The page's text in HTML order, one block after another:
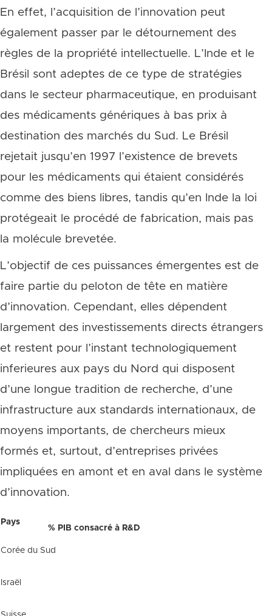
En effet, l’acquisition de l’innovation peut
également passer par le détournement des
règles de la propriété intellectuelle. L’Inde et le
Brésil sont adeptes de ce type de stratégies
dans le secteur pharmaceutique, en produisant
des médicaments génériques à bas prix à
destination des marchés du Sud. Le Brésil
rejetait jusqu’en 1997 l’existence de brevets
pour les médicaments qui étaient considérés
comme des biens libres, tandis qu’en Inde la loi
protégeait le procédé de fabrication, mais pas
la molécule brevetée.
L’objectif de ces puissances émergentes est de
faire partie du peloton de tête en matière
d’innovation. Cependant, elles dépendent
largement des investissements directs étrangers
et restent pour l’instant technologiquement
inferieures aux pays du Nord qui disposent
d’une longue tradition de recherche, d’une
infrastructure aux standards internationaux, de
moyens importants, de chercheurs mieux
formés et, surtout, d’entreprises privées
impliquées en amont et en aval dans le système
d’innovation.
Pays
% PIB consacré à R&D
Corée du Sud
Israël